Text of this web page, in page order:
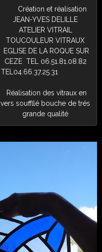
Création et réalisation
JEAN-YVES DELILLE
ATELIER VITRAIL
TOUCOULEUR VITRAUX
EGLISE DE LA ROQUE SUR
CEZE TEL 06.51.81.08.82
TEL04.66.37.25.31
Réalisation des vitraux en
vers souffllé bouche de trés
grande qualité